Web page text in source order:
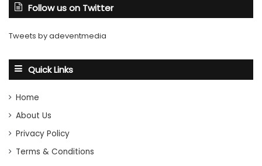
Follow us on Twitter
Tweets by adeventmedia
Quick Links
Home
About Us
Privacy Policy
Terms & Conditions